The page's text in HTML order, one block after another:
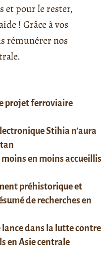
et pour le rester,
! Grâce à vos
rémunérer nos
projet ferroviaire
Stihia n’aura
moins en moins accueillis
préhistorique et
de recherches en
lance dans la lutte contre
en Asie centrale